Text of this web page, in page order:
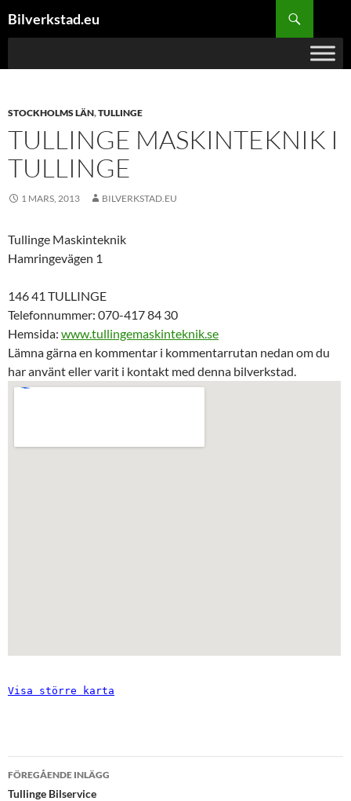
tillBilverkstad.eu
STOCKHOLMS LÄN,TULLINGE
TULLINGE MASKINTEKNIK I
TULLINGE
1 MARS, 2013 BILVERKSTAD.EU
Tullinge Maskinteknik
Hamringevägen 1
146 41 TULLINGE
Telefonnummer: 070-417 84 30
Hemsida: www.tullingemaskinteknik.se
Lämna gärna en kommentar i kommentarrutan nedan om du
har använt eller varit i kontakt med denna bilverkstad.
Visa större karta
Inläggsnavigering
FÖREGÅENDE INLÄGG
Tullinge Bilservice